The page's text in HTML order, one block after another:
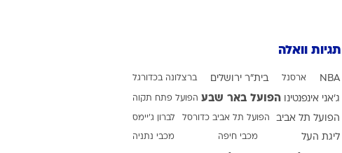
תגיות וואלה
NBA ארסנל בית"ר ירושלים ברצלונה בכדורגל
ג'אני אינפנטינו הפועל באר שבע הפועל פתח תקוה
הפועל תל אביב הפועל תל אביב כדורסל לברון ג'יימס
ליגת העל מכבי חיפה מכבי נתניה